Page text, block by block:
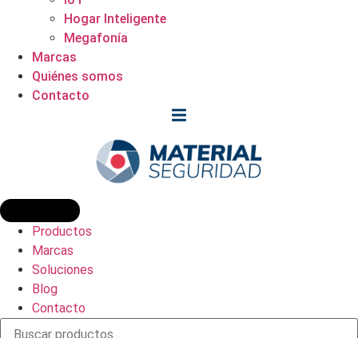
Hogar Inteligente
Megafonía
Marcas
Quiénes somos
Contacto
Productos
Marcas
Soluciones
Blog
Contacto
Búsqueda